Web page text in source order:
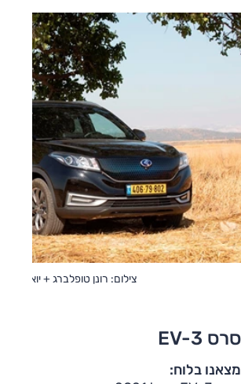
צילום: רונן טופלברג + יואל פלרמן
סרס EV-3
מצאנו בלוח: